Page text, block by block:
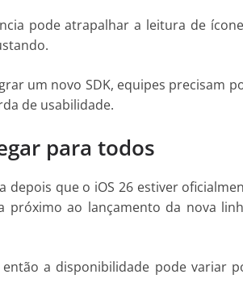
pode atrapalhar a leitura de
um novo SDK, equipes precisam
de usabilidade.
para todos
depois que o iOS 26 estiver
ao lançamento da nova
a disponibilidade pode variar